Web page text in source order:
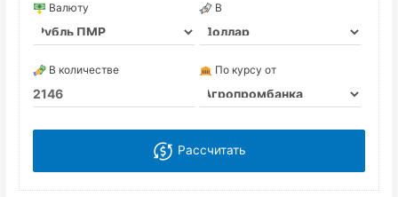
Валюту В
В количестве По курсу от
Рассчитать